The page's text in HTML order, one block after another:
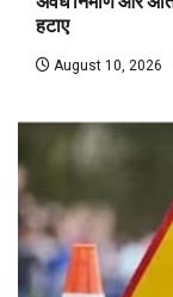
हटाए
August 10, 2026